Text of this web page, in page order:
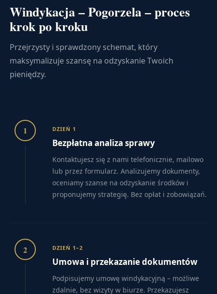
Windykacja – Pogorzela – proces
krok po kroku
Przejrzysty i sprawdzony schemat, który
maksymalizuje szansę na odzyskanie Twoich
pieniędzy.
1 DZIEŃ 1
Bezpłatna analiza sprawy
Kontaktujesz się z nami telefonicznie, mailowo
lub przez formularz. Analizujemy dokumenty,
oceniamy szanse na odzyskanie środków i
proponujemy strategię. Bez opłat i zobowiązań.
2 DZIEŃ 1–2
Umowa i przekazanie dokumentów
Podpisujemy umowę windykacyjną – możliwe
zdalnie, bez wizyty w biurze. Przekazujesz